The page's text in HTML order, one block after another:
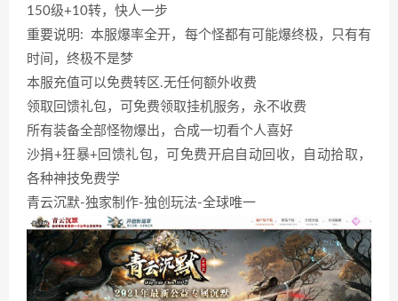
150级+10转，快人一步
重要说明: 本服爆率全开，每个怪都有可能爆终极，只有有
时间，终极不是梦
本服充值可以免费转区.无任何额外收费
领取回馈礼包，可免费领取挂机服务，永不收费
所有装备全部怪物爆出，合成一切看个人喜好
沙捐+狂暴+回馈礼包，可免费开启自动回收，自动拾取，
各种神技免费学
青云沉默-独家制作-独创玩法-全球唯一